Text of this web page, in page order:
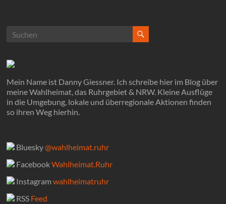
Mein Name ist Danny Giessner. Ich schreibe hier im Blog über
meine Wahlheimat, das Ruhrgebiet & NRW. Kleine Ausflüge
in die Umgebung, lokale und überregionale Aktionen finden
so ihren Weg hierhin.
Bluesky@wahlheimat.ruhr
FacebookWahlheimat.Ruhr
Instagramwahlheimatruhr
RSS Feed